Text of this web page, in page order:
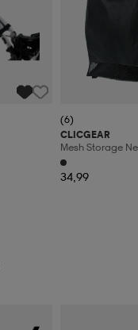
(6)
CLICGEAR
Mesh Storage
34,99